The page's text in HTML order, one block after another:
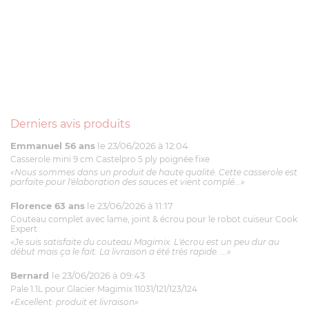
Derniers avis produits
Emmanuel 56 ans le 23/06/2026 à 12:04
Casserole mini 9 cm Castelpro 5 ply poignée fixe
«Nous sommes dans un produit de haute qualité. Cette casserole est
parfaite pour l'élaboration des sauces et vient complé...»
Florence 63 ans le 23/06/2026 à 11:17
Couteau complet avec lame, joint & écrou pour le robot cuiseur Cook
Expert
«Je suis satisfaite du couteau Magimix. L'écrou est un peu dur au
début mais ça le fait. La livraison a été très rapide. ...»
Bernard le 23/06/2026 à 09:43
Pale 1.1L pour Glacier Magimix 11031/121/123/124
«Excellent: produit et livraison»